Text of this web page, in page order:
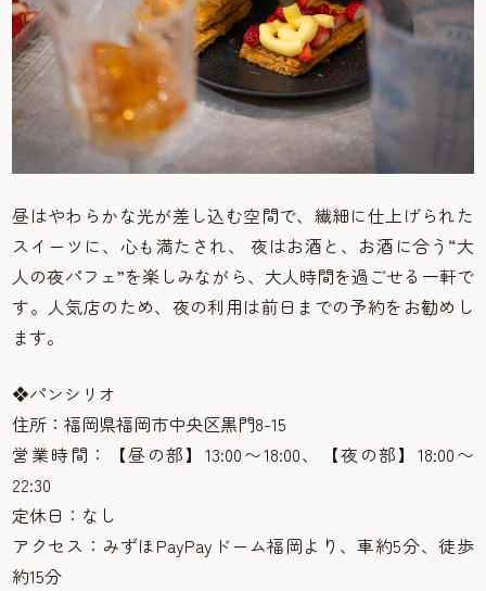
昼はやわらかな光が差し込む空間で、繊細に仕上げられた
スイーツに、心も満たされ、 夜はお酒と、お酒に合う“大
人の夜パフェ”を楽しみながら、大人時間を過ごせる一軒で
す。人気店のため、夜の利用は前日までの予約をお勧めし
ます。
❖パンシリオ
住所：福岡県福岡市中央区黒門8-15
営業時間：【昼の部】13:00〜18:00、【夜の部】18:00〜
22:30
定休日：なし
アクセス：みずほPayPayドーム福岡より、車約5分、徒歩
約15分